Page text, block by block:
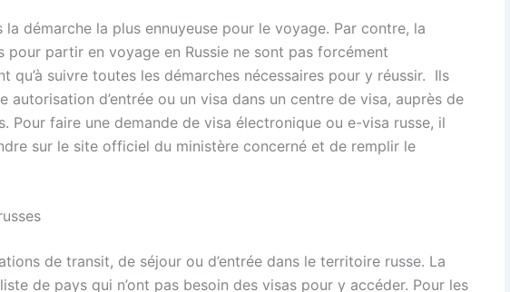
démarche la plus ennuyeuse pour le voyage. Par contre, la
pour partir en voyage en Russie ne sont pas forcément
qu’à suivre toutes les démarches nécessaires pour y réussir. Ils
autorisation d’entrée ou un visa dans un centre de visa, auprès de
Pour faire une demande de visa électronique ou e-visa russe, il
sur le site officiel du ministère concerné et de remplir le
de transit, de séjour ou d’entrée dans le territoire russe. La
de pays qui n’ont pas besoin des visas pour y accéder. Pour les